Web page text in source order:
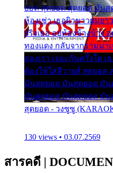
ยอด สุดยอด สุดยอด มัน
ห้องเช่า เธอผิวขาวผมย
จริงเธอ อยู่ห้องข้างข้าง
ทองแดง กลับจากรามมา
สองเรา เจอะกันครั้งใด
ต้องให้ใส่ลีวายส์ สุดยอ
มันสุดยอด มันสุดยอด มั
มันสุดยอด มันสุดยอด มั
สุดยอด - วงซูซู
130 views • 03.07.2569
สารคดี |